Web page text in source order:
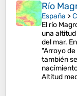
Río
España >
El río
una
del mar.
"Arroyo de
también
Altitud